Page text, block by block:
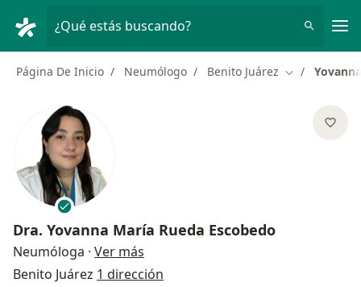
¿Qué estás buscando?
Página De Inicio Neumólogo Benito Juárez Cambiar de
Dra. Yovanna María Rueda Escobedo
Neumóloga · Ver más
Benito Juárez 1 dirección